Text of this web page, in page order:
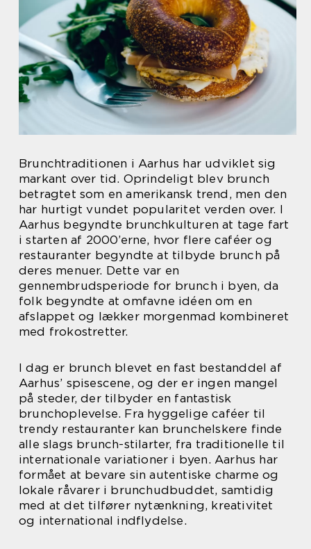
Brunchtraditionen i Aarhus har udviklet sig
markant over tid. Oprindeligt blev brunch
betragtet som en amerikansk trend, men den
har hurtigt vundet popularitet verden over. I
Aarhus begyndte brunchkulturen at tage fart
i starten af 2000’erne, hvor flere caféer og
restauranter begyndte at tilbyde brunch på
deres menuer. Dette var en
gennembrudsperiode for brunch i byen, da
folk begyndte at omfavne idéen om en
afslappet og lækker morgenmad kombineret
med frokostretter.
I dag er brunch blevet en fast bestanddel af
Aarhus’ spisescene, og der er ingen mangel
på steder, der tilbyder en fantastisk
brunchoplevelse. Fra hyggelige caféer til
trendy restauranter kan brunchelskere finde
alle slags brunch-stilarter, fra traditionelle til
internationale variationer i byen. Aarhus har
formået at bevare sin autentiske charme og
lokale råvarer i brunchudbuddet, samtidig
med at det tilfører nytænkning, kreativitet
og international indflydelse.